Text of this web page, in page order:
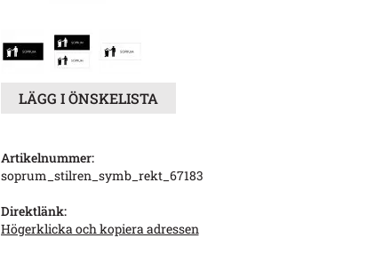
LÄGG I ÖNSKELISTA
Artikelnummer:
soprum_stilren_symb_rekt_67183
Direktlänk:
Högerklicka och kopiera adressen